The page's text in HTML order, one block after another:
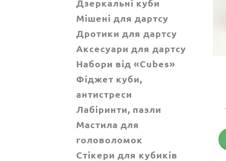
Дзеркальні куби
Мішені для дартсу
Дротики для дартсу
Аксесуари для дартсу
Набори від «Cubes»
Фіджет куби,
антистреси
Лабіринти, пазли
Мастила для
головоломок
Стікери для кубиків